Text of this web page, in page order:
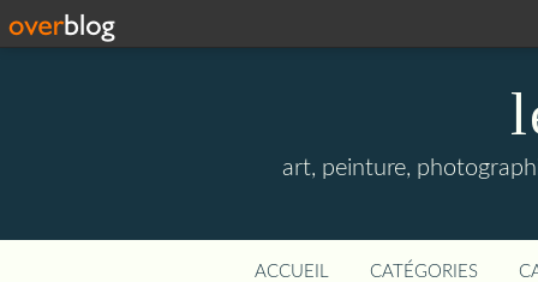
art, peinture,
ACCUEIL CATÉGORIES